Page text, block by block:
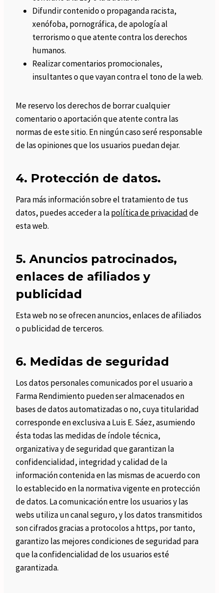
Difundir contenido o propaganda racista,
xenófoba, pornográfica, de apología al
terrorismo o que atente contra los derechos
humanos.
Realizar comentarios promocionales,
insultantes o que vayan contra el tono de la web.
Me reservo los derechos de borrar cualquier
comentario o aportación que atente contra las
normas de este sitio. En ningún caso seré responsable
de las opiniones que los usuarios puedan dejar.
4. Protección de datos.
Para más información sobre el tratamiento de tus
datos, puedes acceder a lapolítica de privacidadde
esta web.
5. Anuncios patrocinados,
enlaces de afiliados y
publicidad
Esta web no se ofrecen anuncios, enlaces de afiliados
o publicidad de terceros.
6. Medidas de seguridad
Los datos personales comunicados por el usuario a
Farma Rendimiento pueden ser almacenados en
bases de datos automatizadas o no, cuya titularidad
corresponde en exclusiva a Luis E. Sáez, asumiendo
ésta todas las medidas de índole técnica,
organizativa y de seguridad que garantizan la
confidencialidad, integridad y calidad de la
información contenida en las mismas de acuerdo con
lo establecido en la normativa vigente en protección
de datos. La comunicación entre los usuarios y las
webs utiliza un canal seguro, y los datos transmitidos
son cifrados gracias a protocolos a https, por tanto,
garantizo las mejores condiciones de seguridad para
que la confidencialidad de los usuarios esté
garantizada.